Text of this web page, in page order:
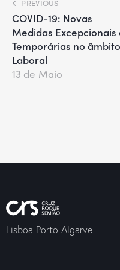
PREVIOUS
COVID-19: Novas
Medidas Excepcionais
Temporárias no âmbito
Laboral
13 de Maio
Lisboa-Porto-Algarve